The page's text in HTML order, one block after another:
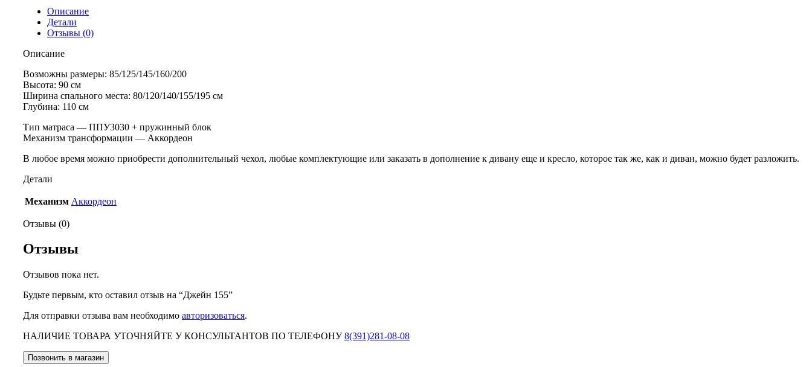
Описание
Детали
Отзывы (0)
Описание
Возможны размеры: 85/125/145/160/200
Высота: 90 см
Ширина спального места: 80/120/140/155/195 см
Глубина: 110 см
Тип матраса — ППУ3030 + пружинный блок
Механизм трансформации — Аккордеон
В любое время можно приобрести дополнительный чехол, любые комплектующие или заказать в дополнение к дивану еще и кресло, которое так же, как и диван, можно будет разложить.
Детали
Механизм Аккордеон
Отзывы (0)
Отзывы
Отзывов пока нет.
Будьте первым, кто оставил отзыв на “Джейн 155”
Для отправки отзыва вам необходимо авторизоваться.
НАЛИЧИЕ ТОВАРА УТОЧНЯЙТЕ У КОНСУЛЬТАНТОВ ПО ТЕЛЕФОНУ8(391)281-08-08
Позвонить в магазин